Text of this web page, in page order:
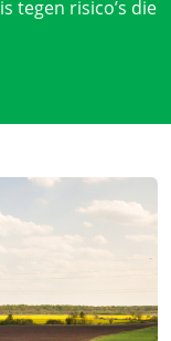
tegen risico’s die